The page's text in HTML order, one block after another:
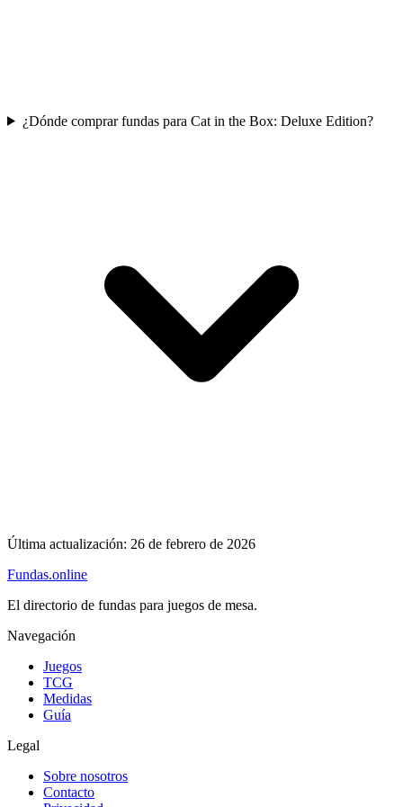
¿Dónde comprar fundas para Cat in the Box: Deluxe Edition?
Última actualización: 26 de febrero de 2026
Fundas.online
El directorio de fundas para juegos de mesa.
Navegación
Juegos
TCG
Medidas
Guía
Legal
Sobre nosotros
Contacto